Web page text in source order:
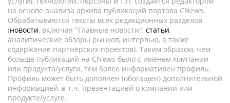
на основе анализа архива публикаций портала CNews.
Обрабатываются тексты всех редакционных разделов
(новости, включая "Главные новости", статьи,
аналитические обзоры рынков, интервью, а также
содержание партнёрских проектов). Таким образом, чем
больше публикаций на CNews было с именем компании
или продукта/услуги, тем более информативен профиль.
Профиль может быть дополнен (обогащен) дополнительной
информацией, в т.ч. презентацией о компании или
продукте/услуге.